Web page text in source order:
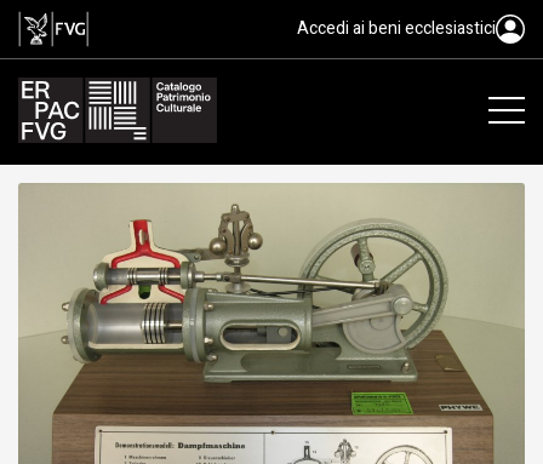
modello dimostrativo diAccedi ai beni ecclesiastici